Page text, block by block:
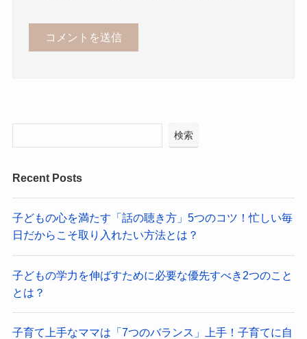
検索
Recent Posts
子どもの心を満たす「話の聴き方」5つのコツ！忙しい毎
日だからこそ取り入れたい方法とは？
子どもの学力を伸ばすために必要な優先すべき2つのこと
とは？
子育て上手なママは「7つのバランス」上手！子育てに自